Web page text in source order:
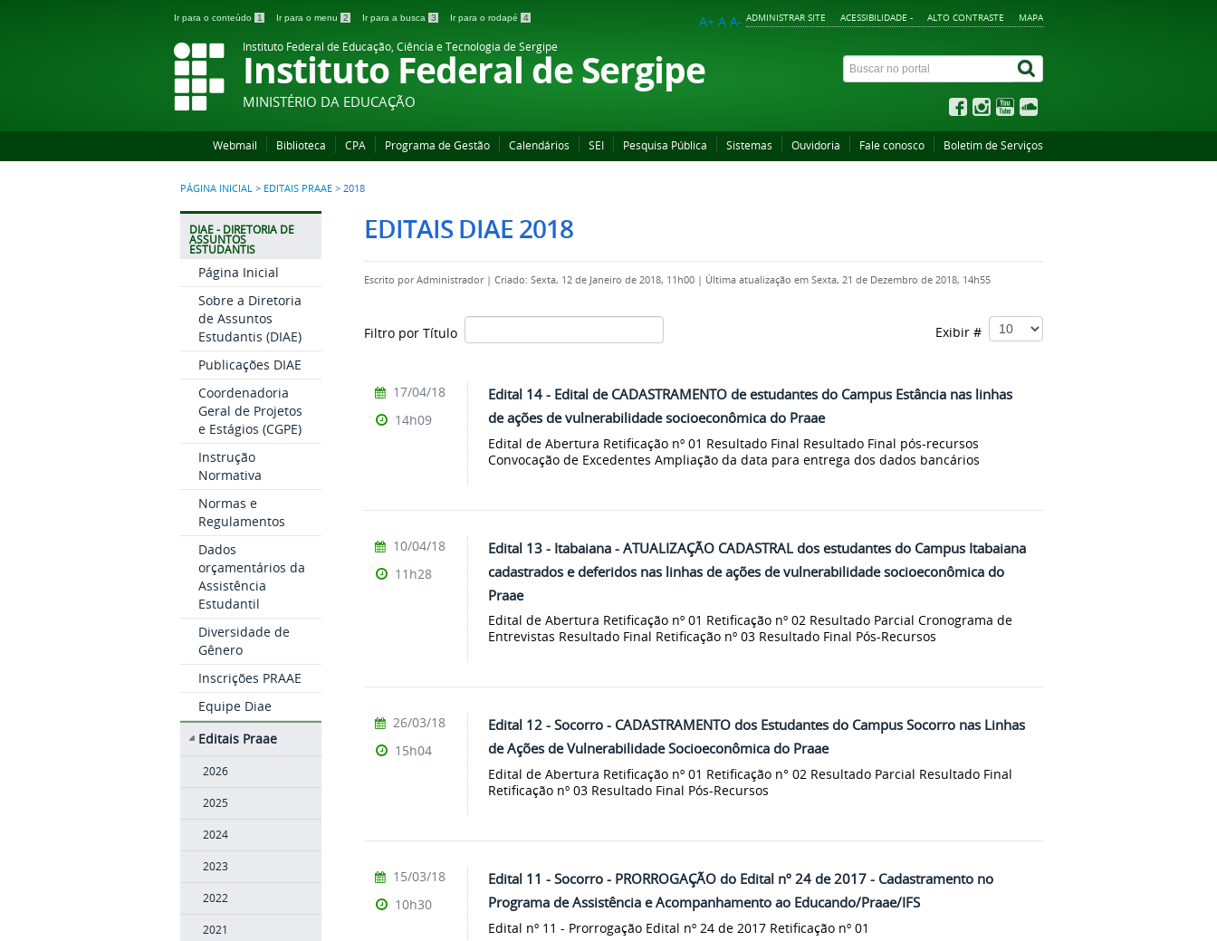
Ir para o conteúdo 1 Ir para o menu 2 Ir para a busca 3 Ir para o rodapé 4 ADMINISTRAR SITE ACESSIBILIDADE - ALTO CONTRASTE MAPA
A+ A A-
Instituto Federal de Educação, Ciência e Tecnologia de Sergipe
Instituto Federal de Sergipe
MINISTÉRIO DA EDUCAÇÃO
Webmail Biblioteca CPA Programa de Gestão Calendários SEI Pesquisa Pública Sistemas Ouvidoria Fale conosco Boletim de Serviços
PÁGINA INICIAL > EDITAIS PRAAE > 2018
DIAE - DIRETORIA DE
ASSUNTOS
ESTUDANTIS
Página Inicial
Sobre a Diretoria
de Assuntos
Estudantis (DIAE)
Publicações DIAE
Coordenadoria
Geral de Projetos
e Estágios (CGPE)
Instrução
Normativa
Normas e
Regulamentos
Dados
orçamentários da
Assistência
Estudantil
Diversidade de
Gênero
Inscrições PRAAE
Equipe Diae
Editais Praae
2026
2025
2024
2023
2022
2021
EDITAIS DIAE 2018
Escrito porAdministrador | Criado: Sexta, 12 de Janeiro de 2018, 11h00 | Última atualização em Sexta, 21 de Dezembro de 2018, 14h55
Filtro por Título Exibir #
Edital 14 - Edital de CADASTRAMENTO de estudantes do Campus Estância nas linhas
de ações de vulnerabilidade socioeconômica do Praae
Edital de Abertura Retificação nº 01 Resultado Final Resultado Final pós-recursos
Convocação de Excedentes Ampliação da data para entrega dos dados bancários
17/04/18
14h09
Edital 13 - Itabaiana - ATUALIZAÇÃO CADASTRAL dos estudantes do Campus Itabaiana
cadastrados e deferidos nas linhas de ações de vulnerabilidade socioeconômica do
Praae
Edital de Abertura Retificação nº 01 Retificação nº 02 Resultado Parcial Cronograma de
Entrevistas Resultado Final Retificação nº 03 Resultado Final Pós-Recursos
10/04/18
11h28
Edital 12 - Socorro - CADASTRAMENTO dos Estudantes do Campus Socorro nas Linhas
de Ações de Vulnerabilidade Socioeconômica do Praae
Edital de Abertura Retificação nº 01 Retificação n° 02 Resultado Parcial Resultado Final
Retificação nº 03 Resultado Final Pós-Recursos
26/03/18
15h04
Edital 11 - Socorro - PRORROGAÇÃO do Edital nº 24 de 2017 - Cadastramento no
Programa de Assistência e Acompanhamento ao Educando/Praae/IFS
Edital nº 11 - Prorrogação Edital nº 24 de 2017 Retificação nº 01
15/03/18
10h30